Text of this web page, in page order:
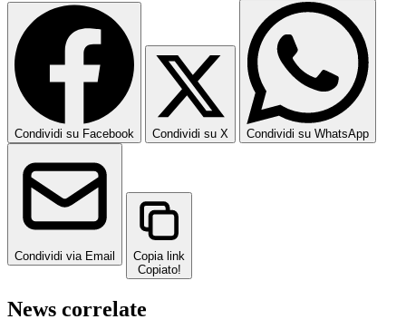
Condividi su Facebook Condividi su X Condividi su WhatsApp
Condividi via Email
Copia link
Copiato!
News correlate